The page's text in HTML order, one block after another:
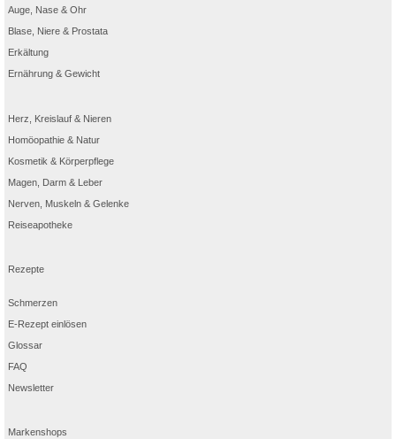
Auge, Nase & Ohr
Blase, Niere & Prostata
Erkältung
Ernährung & Gewicht
Herz, Kreislauf & Nieren
Homöopathie & Natur
Kosmetik & Körperpflege
Magen, Darm & Leber
Nerven, Muskeln & Gelenke
Reiseapotheke
Rezepte
Schmerzen
E-Rezept einlösen
Glossar
FAQ
Newsletter
Markenshops